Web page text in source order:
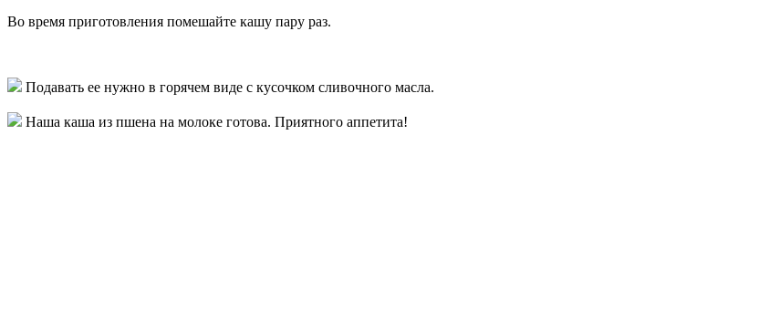
Во время приготовления помешайте кашу пару раз.
Подавать ее нужно в горячем виде с кусочком сливочного масла.
Наша каша из пшена на молоке готова. Приятного аппетита!